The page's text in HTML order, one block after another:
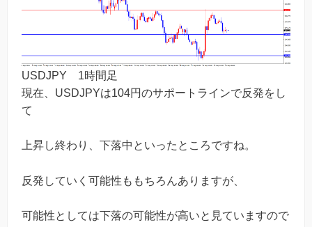
USDJPY 1時間足
現在、USDJPYは104円のサポートラインで反発をし
て
上昇し終わり、下落中といったところですね。
反発していく可能性ももちろんありますが、
可能性としては下落の可能性が高いと見ていますので